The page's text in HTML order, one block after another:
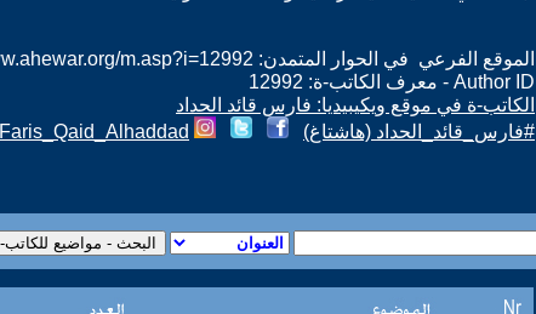
الموقع الفرعي في الحوار المتمدن: https://www.ahewar.org/m.asp?i=12992
Author ID - معرف الكاتب-ة: 12992
الكاتب-ة في موقع ويكيبيديا: فارس قائد الحداد
#فارس_قائد_الحداد (هاشتاغ)
Faris_Qaid_Alhaddad#